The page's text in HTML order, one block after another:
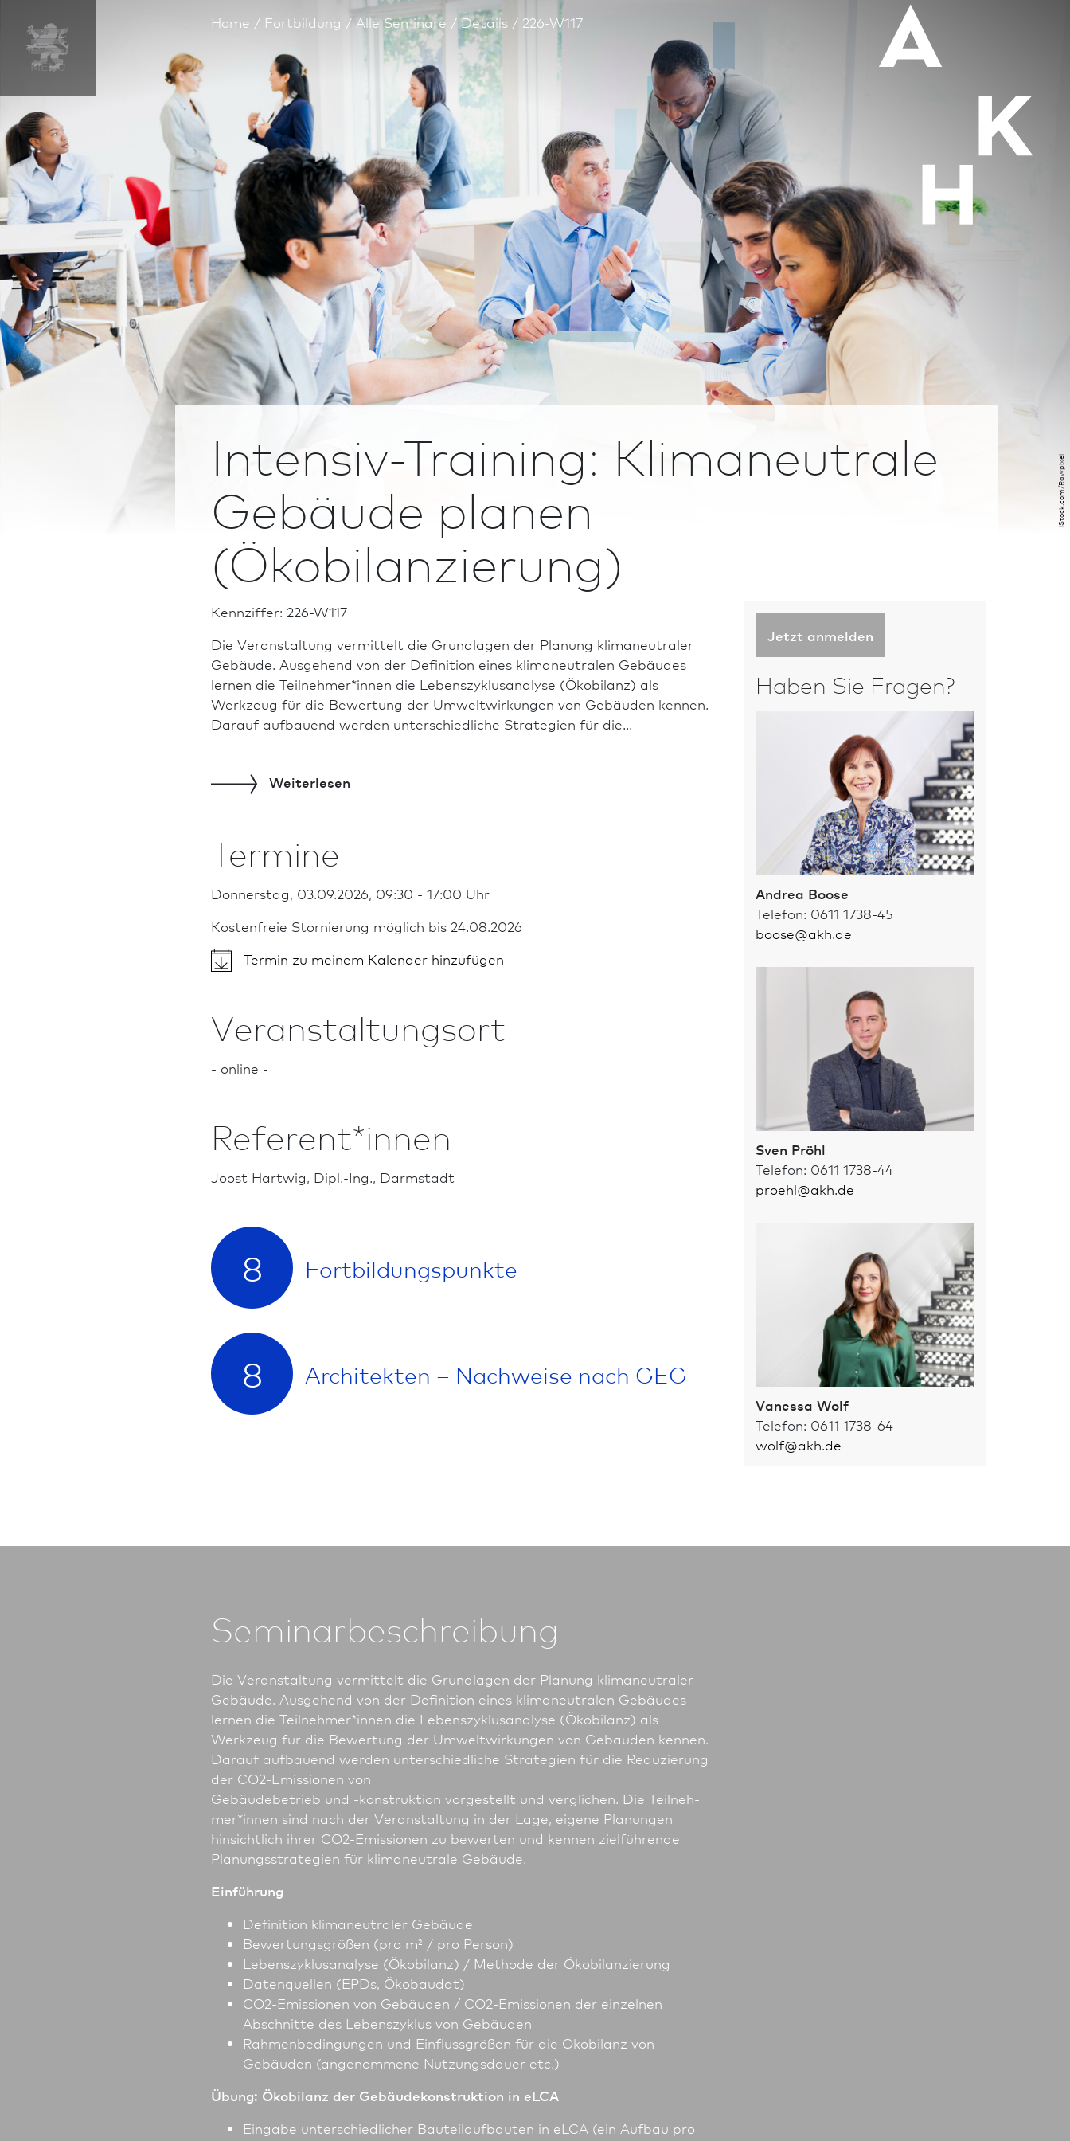
Home Fortbildung Alle Seminare Details 226-W117
iStock.com/Rawpixel
Intensiv-Training: Klimaneutrale
Gebäude planen
(Ökobilanzierung)
Kennziffer: 226-W117
Die Veranstaltung vermittelt die Grundlagen der Planung klimaneutraler
Gebäude. Ausgehend von der Definition eines klimaneutralen Gebäudes
lernen die Teil­neh­mer*in­nen die Lebenszyklusanalyse (Ökobilanz) als
Werkzeug für die Bewertung der Umweltwirkungen von Gebäuden kennen.
Darauf aufbauend werden unterschiedliche Strategien für die...
Weiterlesen
Termine
Donnerstag, 03.09.2026, 09:30 - 17:00 Uhr
Kostenfreie Stornierung möglich bis 24.08.2026
Termin zu meinem Kalender hinzufügen
Veranstaltungsort
- online -
Referent*innen
Joost Hartwig, Dipl.-Ing., Darm­stadt
8 Fort­bildungs­punkte
8 Architekten – Nachweise nach GEG
Jetzt anmelden
Haben Sie Fragen?
Andrea Boose
Telefon: 0611 1738-45
boose@akh.de
Sven Pröhl
Telefon: 0611 1738-44
proehl@akh.de
Vanessa Wolf
Telefon: 0611 1738-64
wolf@akh.de
Seminarbeschreibung
Die Veranstaltung vermittelt die Grundlagen der Planung klimaneutraler
Gebäude. Ausgehend von der Definition eines klimaneutralen Gebäudes
lernen die Teil­neh­mer*in­nen die Lebenszyklusanalyse (Ökobilanz) als
Werkzeug für die Bewertung der Umweltwirkungen von Gebäuden kennen.
Darauf aufbauend werden unterschiedliche Strategien für die Reduzierung
der CO2-Emissionen von
Gebäudebetrieb und -konstruktion vorgestellt und verglichen. Die Teil­neh­
mer*in­nen sind nach der Veranstaltung in der Lage, eigene Planungen
hinsichtlich ihrer CO2-Emissionen zu bewerten und kennen zielführende
Planungsstrategien für klimaneutrale Gebäude.
Einführung
Definition klimaneutraler Gebäude
Bewertungsgrößen (pro m² / pro Person)
Lebenszyklusanalyse (Ökobilanz) / Methode der Ökobilanzierung
Datenquellen (EPDs, Ökobaudat)
CO2-Emissionen von Gebäuden / CO2-Emissionen der einzelnen
Abschnitte des Lebenszyklus von Gebäuden
Rahmen­bedingungen und Einflussgrößen für die Ökobilanz von
Gebäuden (angenommene Nutzungsdauer etc.)
Übung: Ökobilanz der Gebäudekonstruktion in eLCA
Eingabe unterschiedlicher Bauteilaufbauten in eLCA (ein Aufbau pro